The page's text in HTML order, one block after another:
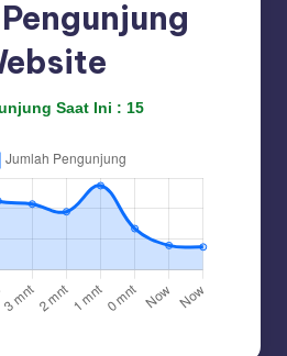
Saat Ini : 15